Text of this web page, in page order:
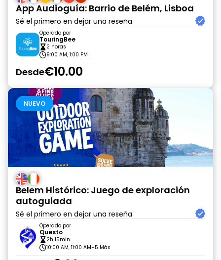
App Audioguía: Barrio de Belém, Lisboa
Sé el primero en dejar una reseña
Operado por
TouringBee
2 horas
9:00 AM, 1:00 PM
Desde€10.00
NUEVO
Belem Histórico: Juego de exploración
autoguiada
Sé el primero en dejar una reseña
Operado por
Questo
2h 15min
10:00 AM, 11:00 AM+5 Más